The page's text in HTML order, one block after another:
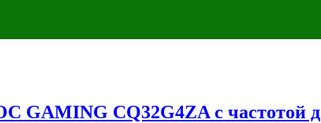
GAMING CQ32G4ZA с частотой